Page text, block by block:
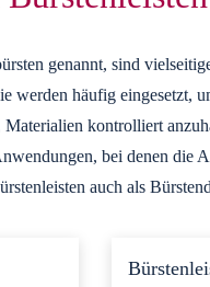
genannt, sind
werden häufig eingesetzt,
kontrolliert
bei denen die
auch als